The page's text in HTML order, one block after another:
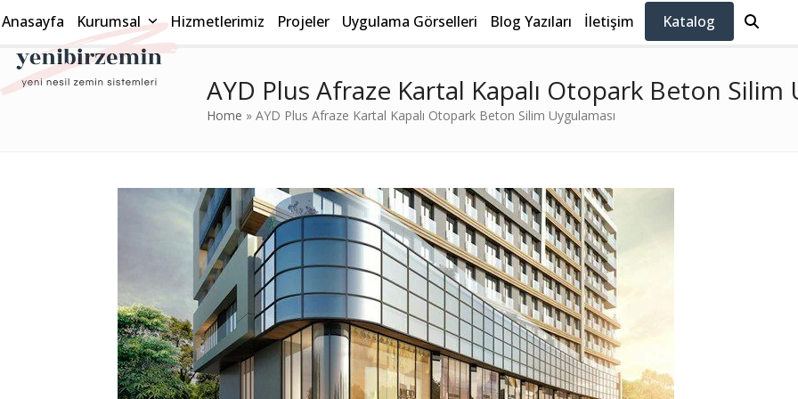
to
Anasayfa Kurumsal Hizmetlerimiz Projeler Uygulama Görselleri Blog Yazıları İletişim Katalog
AYD Plus Afraze Kartal Kapalı Otopark Beton Silim
Home » AYD Plus Afraze Kartal Kapalı Otopark Beton Silim Uygulaması